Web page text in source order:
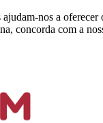
nos a oferecer
concorda com a